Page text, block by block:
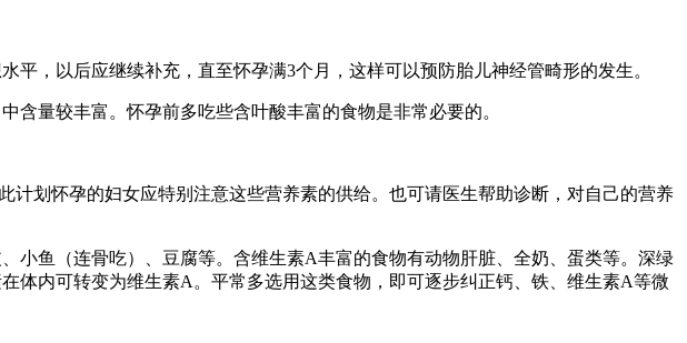
，以后应继续补充，直至怀孕满3个月，这样可以预防胎儿神经管畸形的发生。
量较丰富。怀孕前多吃些含叶酸丰富的食物是非常必要的。
划怀孕的妇女应特别注意这些营养素的供给。也可请医生帮助诊断，对自己的营养
小鱼（连骨吃）、豆腐等。含维生素A丰富的食物有动物肝脏、全奶、蛋类等。深绿
体内可转变为维生素A。平常多选用这类食物，即可逐步纠正钙、铁、维生素A等微